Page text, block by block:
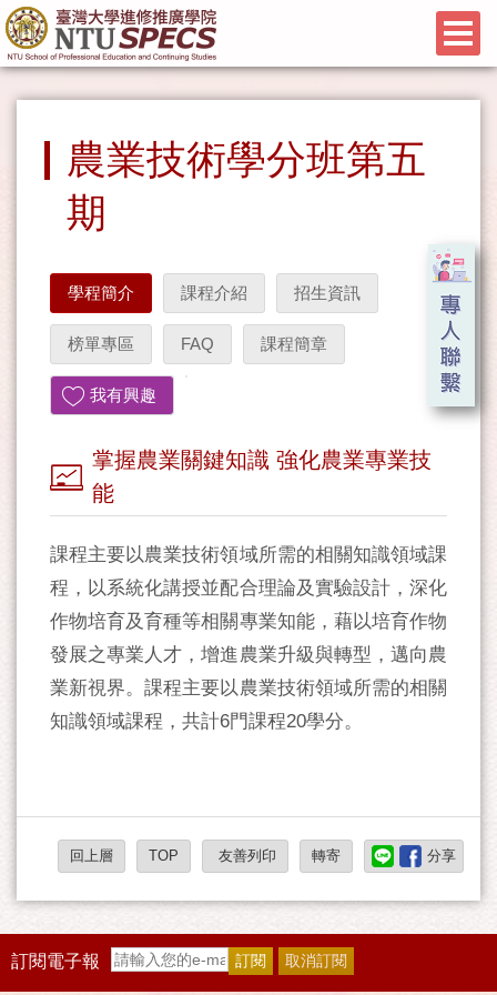
農業技術學分班第五
期
學程簡介 課程介紹 招生資訊
榜單專區 FAQ 課程簡章
我有興趣
掌握農業關鍵知識 強化農業專業技
能
課程主要以農業技術領域所需的相關知識領域課
程，以系統化講授並配合理論及實驗設計，深化
作物培育及育種等相關專業知能，藉以培育作物
發展之專業人才，增進農業升級與轉型，邁向農
業新視界。課程主要以農業技術領域所需的相關
知識領域課程，共計6門課程20學分。
回上層 TOP 友善列印 轉寄 分享
訂閱電子報